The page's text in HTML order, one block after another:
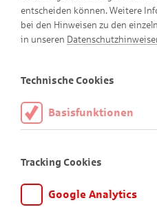
Hier spielt
entscheiden können. Weitere
bei den Hinweisen zu den
in unseren
Technische Cookies
Basisfunktionen
aktiviert sein.
Tracking Cookies
Google Analytics